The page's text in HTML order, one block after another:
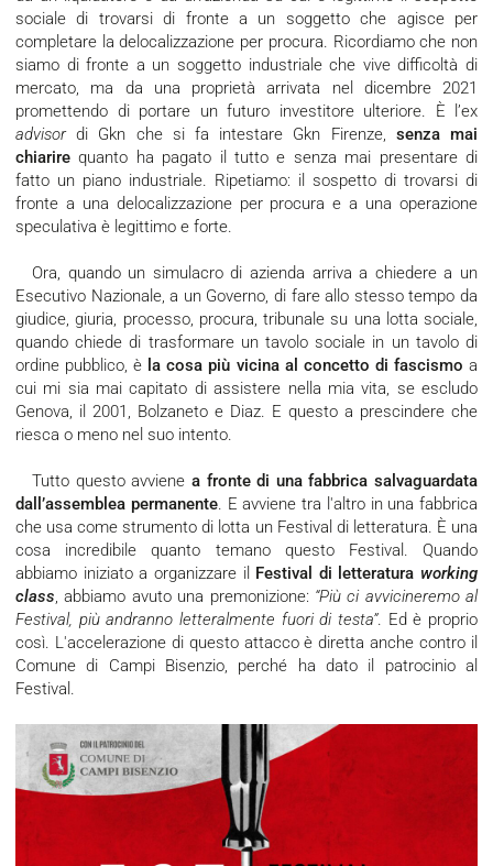
sociale di trovarsi di fronte a un soggetto che agisce per
completare la delocalizzazione per procura. Ricordiamo che non
siamo di fronte a un soggetto industriale che vive difficoltà di
mercato, ma da una proprietà arrivata nel dicembre 2021
promettendo di portare un futuro investitore ulteriore. È l’ex
advisordi Gkn che si fa intestare Gkn Firenze, senza mai
chiarire quanto ha pagato il tutto e senza mai presentare di
fatto un piano industriale. Ripetiamo: il sospetto di trovarsi di
fronte a una delocalizzazione per procura e a una operazione
speculativa è legittimo e forte.
Ora, quando un simulacro di azienda arriva a chiedere a un
Esecutivo Nazionale, a un Governo, di fare allo stesso tempo da
giudice, giuria, processo, procura, tribunale su una lotta sociale,
quando chiede di trasformare un tavolo sociale in un tavolo di
ordine pubblico, è la cosa più vicina al concetto di fascismo a
cui mi sia mai capitato di assistere nella mia vita, se escludo
Genova, il 2001, Bolzaneto e Diaz. E questo a prescindere che
riesca o meno nel suo intento.
Tutto questo avviene a fronte di una fabbrica salvaguardata
dall’assemblea permanente. E avviene tra l'altro in una fabbrica
che usa come strumento di lotta un Festival di letteratura. È una
cosa incredibile quanto temano questo Festival. Quando
abbiamo iniziato a organizzare il Festival di letteratura working
class, abbiamo avuto una premonizione: “Più ci avvicineremo al
Festival, più andranno letteralmente fuori di testa”. Ed è proprio
così. L'accelerazione di questo attacco è diretta anche contro il
Comune di Campi Bisenzio, perché ha dato il patrocinio al
Festival.